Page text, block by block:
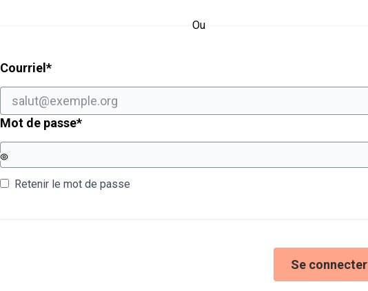
Ou
Courriel *Champ obligatoire
Mot de passe*Champ obligatoire
Retenir le mot de passe
Se connecter